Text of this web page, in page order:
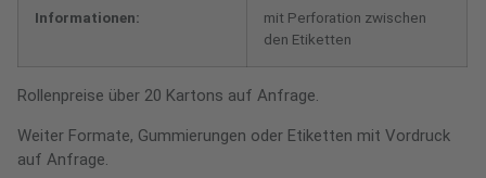
Informationen:
mit Perforation zwischen
den Etiketten
Rollenpreise über 20 Kartons auf Anfrage.
Weiter Formate, Gummierungen oder Etiketten mit Vordruck
auf Anfrage.